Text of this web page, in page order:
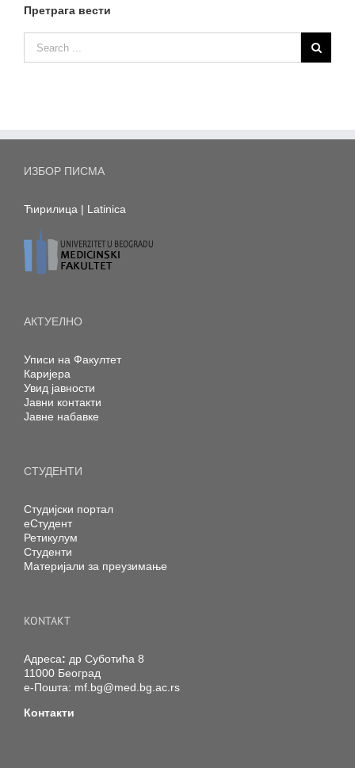
Претрага вести
ИЗБОР ПИСМА
Ћирилица | Latinica
АКТУЕЛНО
Уписи на Факултет
Каријера
Увид јавности
Јавни контакти
Јавне набавке
СТУДЕНТИ
Студијски портал
еСтудент
Ретикулум
Студенти
Материјали за преузимање
KONTAKT
Адреса: др Суботића 8
11000 Београд
е-Пошта: mf.bg@med.bg.ac.rs
Контакти